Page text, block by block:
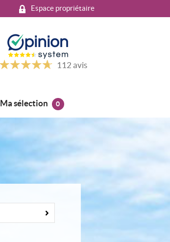
Espace propriétaire
112 avis
Ma sélection 0